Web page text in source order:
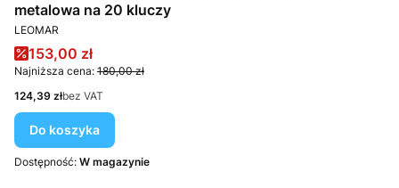
metalowa na 20 kluczy
PRODUCENT
LEOMAR
Cena promocyjna
153,00 zł
Najniższa cena: 180,00 zł
Cena
124,39 złbez VAT
Do koszyka
Dostępność: W magazynie